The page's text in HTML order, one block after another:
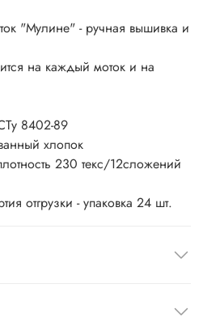
"Мулине" - ручная вышивка и
на каждый моток и на
8402-89
хлопок
230 текс/12сложений
отгрузки - упаковка 24 шт.